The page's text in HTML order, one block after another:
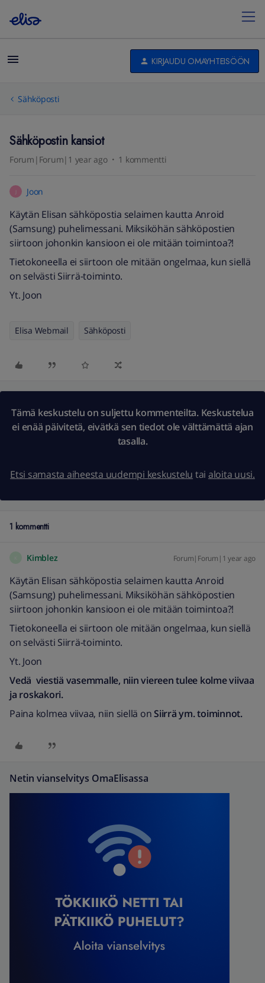
KIRJAUDU OMAYHTEISÖÖN
Sähköposti
Sähköpostin kansiot
Forum|Forum|1 year ago 1 kommentti
Joon
Käytän Elisan sähköpostia selaimen kautta Anroid
(Samsung) puhelimessani. Miksiköhän sähköpostien
siirtoon johonkin kansioon ei ole mitään toimintoa?!
Tietokoneella ei siirtoon ole mitään ongelmaa, kun siellä
on selvästi Siirrä-toiminto.
Yt. Joon
Elisa Webmail Sähköposti
Tämä keskustelu on suljettu kommenteilta. Keskustelua
ei enää päivitetä, eivätkä sen tiedot ole välttämättä ajan
tasalla.
Etsi samasta aiheesta uudempi keskustelu tai aloita uusi.
1 kommentti
Kimblez Forum|Forum|1 year ago
Käytän Elisan sähköpostia selaimen kautta Anroid
(Samsung) puhelimessani. Miksiköhän sähköpostien
siirtoon johonkin kansioon ei ole mitään toimintoa?!
Tietokoneella ei siirtoon ole mitään ongelmaa, kun siellä
on selvästi Siirrä-toiminto.
Yt. Joon
Vedä viestiä vasemmalle, niin viereen tulee kolme viivaa
ja roskakori.
Paina kolmea viivaa, niin siellä onSiirrä ym. toiminnot.
Netin vianselvitys OmaElisassa